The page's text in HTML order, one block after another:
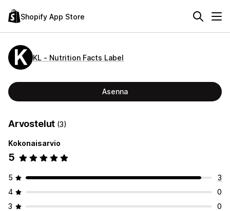
Shopify App Store
KL ‑ Nutrition Facts Label
Asenna
Arvostelut (3)
Kokonaisarvio
5
5
3
4
0
3
0